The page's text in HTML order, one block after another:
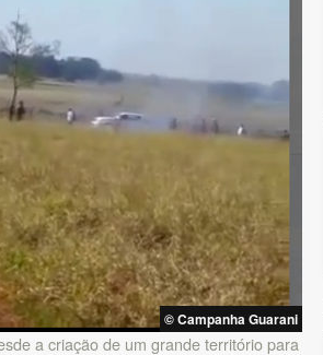
© Campanha Guarani
a criação de um grande território para